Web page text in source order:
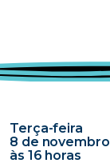
Terça-feira
8 de novembro
às 16 horas